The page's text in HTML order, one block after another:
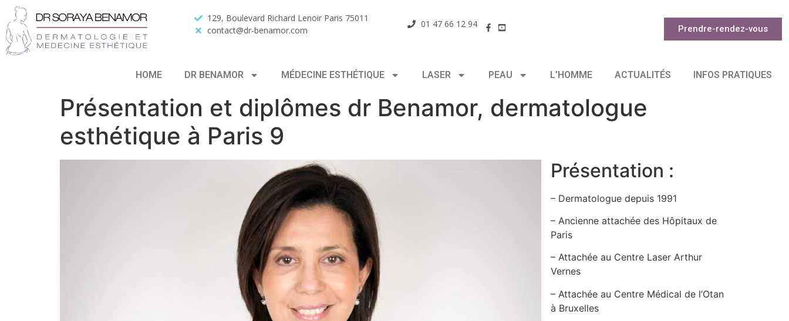
129, Boulevard Richard Lenoir Paris 75011
contact@dr-benamor.com
01 47 66 12 94 Prendre-rendez-vous
HOME DR BENAMOR MÉDECINE ESTHÉTIQUE LASER PEAU L’HOMME ACTUALITÉS INFOS PRATIQUES
Présentation et diplômes dr Benamor, dermatologue
esthétique à Paris 9
Présentation :
– Dermatologue depuis 1991
– Ancienne attachée des Hôpitaux de
Paris
– Attachée au Centre Laser Arthur
Vernes
– Attachée au Centre Médical de l’Otan
à Bruxelles